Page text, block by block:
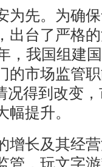
先。为确保
出台了严格
，我国组建
的市场监管
况得到改变
提升。
长及其经营
管，玩文字